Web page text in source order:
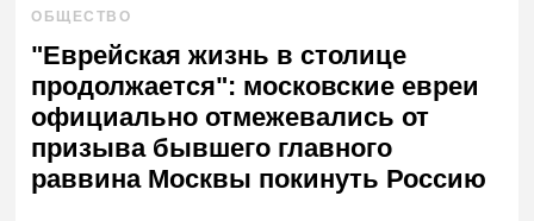
ОБЩЕСТВО
"Еврейская жизнь в столице
продолжается": московские евреи
официально отмежевались от
призыва бывшего главного
раввина Москвы покинуть Россию